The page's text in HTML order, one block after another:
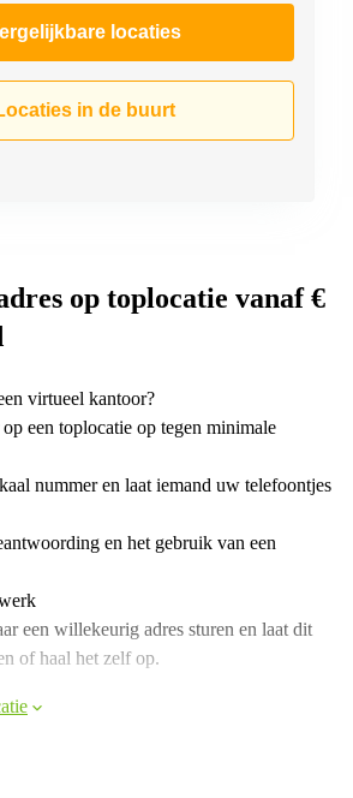
locaties
in de buurt
op toplocatie vanaf €
virtueel kantoor?
een toplocatie op tegen minimale
nummer en laat iemand uw telefoontjes
en het gebruik van een
een willekeurig adres sturen en laat dit
of haal het zelf op.